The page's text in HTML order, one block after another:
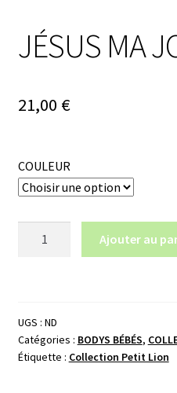
JÉSUS MA
21,00 €
COULEUR
Ajouter au
UGS : ND
Catégories : BODYS BÉBÉS,
Étiquette : Collection Petit Lion